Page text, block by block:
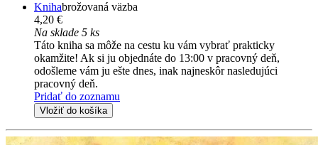
Knihabrožovaná väzba
4,20 €
Na sklade 5 ks
Táto kniha sa môže na cestu ku vám vybrať prakticky
okamžite! Ak si ju objednáte do 13:00 v pracovný deň,
odošleme vám ju ešte dnes, inak najneskôr nasledujúci
pracovný deň.
Pridať do zoznamu
Vložiť do košíka